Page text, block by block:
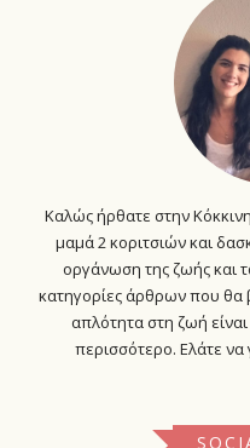
Καλώς ήρθατε στην
μαμά 2 κοριτσιών και
οργάνωση της ζωής και τα
κατηγορίες άρθρων που θα
απλότητα στη ζωή
περισσότερο. Ελάτε